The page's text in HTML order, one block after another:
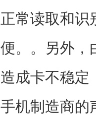
正常读取和识
便。。另外，
造成卡不稳定
手机制造商的